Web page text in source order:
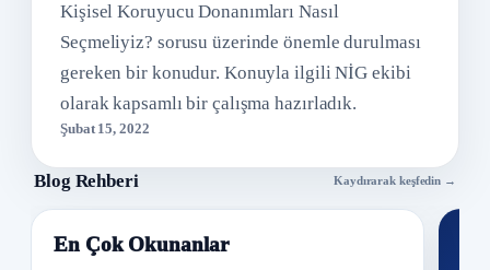
Kişisel Koruyucu Donanımları Nasıl
Seçmeliyiz? sorusu üzerinde önemle durulması
gereken bir konudur. Konuyla ilgili NİG ekibi
olarak kapsamlı bir çalışma hazırladık.
Şubat 15, 2022
Blog Rehberi Kaydırarak keşfedin →
En Çok Okunanlar